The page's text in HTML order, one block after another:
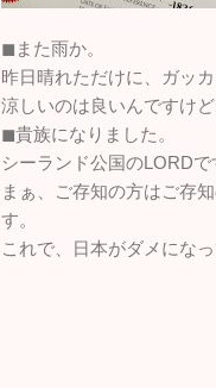
◼︎また雨か。
昨日晴れただけに、ガッカ
涼しいのは良いんですけど
◼︎貴族になりました。
シーランド公国のLORDで
まぁ、ご存知の方はご存
す。
これで、日本がダメにな